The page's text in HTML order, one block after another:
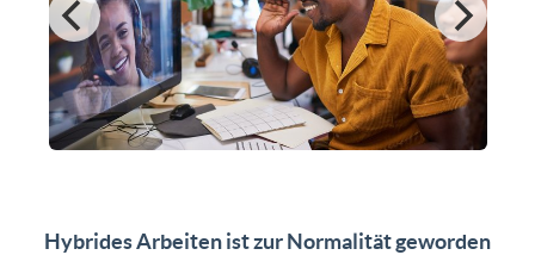
Hybrides Arbeiten ist zur Normalität geworden